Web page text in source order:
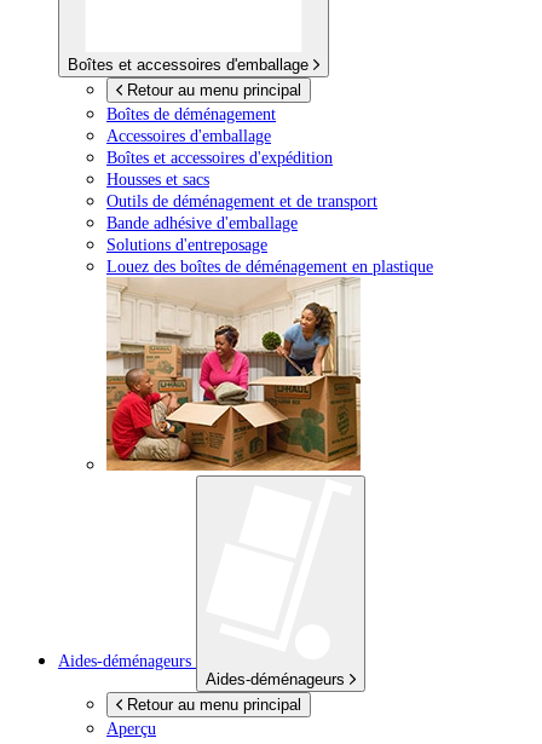
Boîtes et accessoires d'emballage
Retour au menu principal
Boîtes de déménagement
Accessoires d'emballage
Boîtes et accessoires d'expédition
Housses et sacs
Outils de déménagement et de transport
Bande adhésive d'emballage
Solutions d'entreposage
Louez des boîtes de déménagement en plastique
Aides-déménageurs
Aides-déménageurs
Retour au menu principal
Aperçu